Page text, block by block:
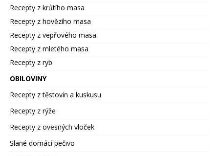
Recepty z krůtího masa
Recepty z hovězího masa
Recepty z vepřového masa
Recepty z mletého masa
Recepty z ryb
OBILOVINY
Recepty z těstovin a kuskusu
Recepty z rýže
Recepty z ovesných vloček
Slané domácí pečivo